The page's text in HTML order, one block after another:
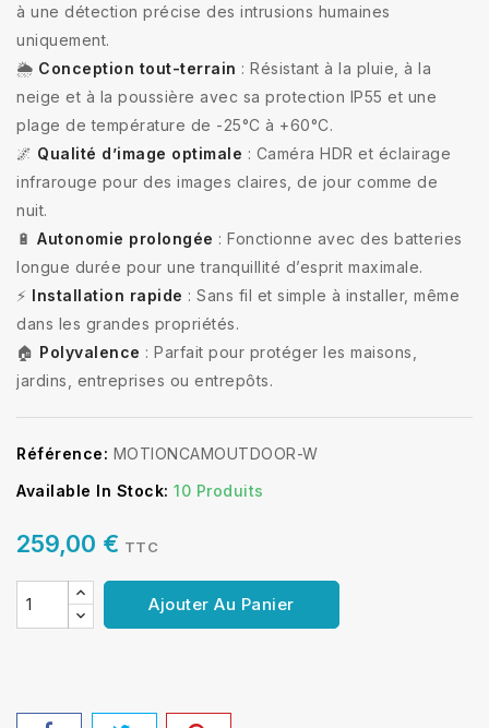
à une détection précise des intrusions humaines
uniquement.
🌦️ Conception tout-terrain : Résistant à la pluie, à la
neige et à la poussière avec sa protection IP55 et une
plage de température de -25°C à +60°C.
🌌 Qualité d’image optimale : Caméra HDR et éclairage
infrarouge pour des images claires, de jour comme de
nuit.
🔋 Autonomie prolongée : Fonctionne avec des batteries
longue durée pour une tranquillité d’esprit maximale.
⚡ Installation rapide : Sans fil et simple à installer, même
dans les grandes propriétés.
🏠 Polyvalence : Parfait pour protéger les maisons,
jardins, entreprises ou entrepôts.
Référence: MOTIONCAMOUTDOOR-W
Available In Stock: 10 Produits
259,00 € TTC
Ajouter Au Panier